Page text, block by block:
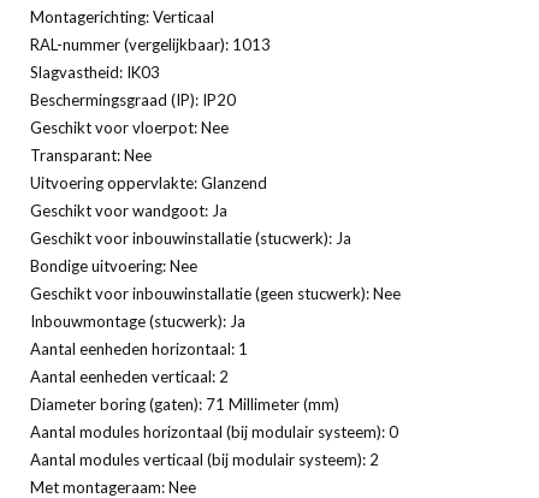
Montagerichting: Verticaal
RAL-nummer (vergelijkbaar): 1013
Slagvastheid: IK03
Beschermingsgraad (IP): IP20
Geschikt voor vloerpot: Nee
Transparant: Nee
Uitvoering oppervlakte: Glanzend
Geschikt voor wandgoot: Ja
Geschikt voor inbouwinstallatie (stucwerk): Ja
Bondige uitvoering: Nee
Geschikt voor inbouwinstallatie (geen stucwerk): Nee
Inbouwmontage (stucwerk): Ja
Aantal eenheden horizontaal: 1
Aantal eenheden verticaal: 2
Diameter boring (gaten): 71 Millimeter (mm)
Aantal modules horizontaal (bij modulair systeem): 0
Aantal modules verticaal (bij modulair systeem): 2
Met montageraam: Nee